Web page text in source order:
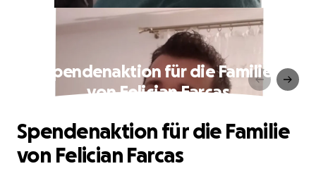
Spendenaktion für die Familie
von Felician Farcas
Spendenaktion für die Familie
von Felician Farcas